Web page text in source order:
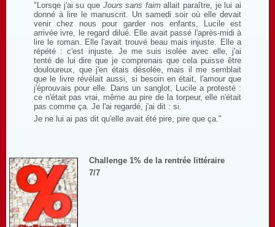
"Lorsqe j'ai su que Jours sans faimallait paraître, je lui ai
donné à lire le manuscrit. Un samedi soir où elle devait
venir chez nous pour garder nos enfants, Lucile est
arrivée ivre, le regard dilué. Elle avait passé l'après-midi à
lire le roman. Elle l'avait trouvé beau mais injuste. Elle a
répété : c'est injuste. Je me suis isolée avec elle, j'ai
tenté de lui dire que je comprenais que cela puisse être
douloureux, que j'en étais désolée, mais il me semblait
que le livre révélait aussi, si besoin en était, l'amour que
j'éprouvais pour elle. Dans un sanglot, Lucile a protesté :
ce n'était pas vrai, même au pire de la torpeur, elle n'était
pas comme ça. Je l'ai regardé, j'ai dit : si.
Je ne lui ai pas dit qu'elle avait été pire, pire que ça."
Challenge 1% de la rentrée littéraire
7/7